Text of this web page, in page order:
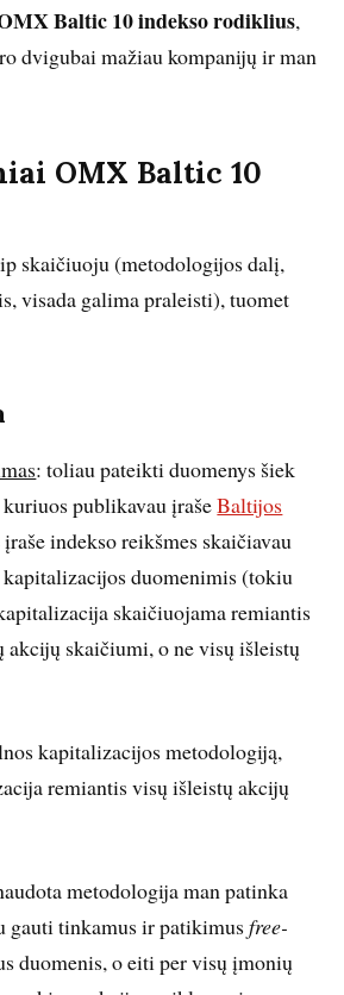
Baltic 10 indekso rodiklius,
dvigubai mažiau kompanijų ir man
OMX Baltic 10
skaičiuoju (metodologijos dalį,
visada galima praleisti), tuomet
: toliau pateikti duomenys šiek
publikavau įrašeBaltijos
įraše indekso reikšmes skaičiavau
kapitalizacijos duomenimis (tokiu
skaičiuojama remiantis
akcijų skaičiumi, o ne visų išleistų
kapitalizacijos metodologiją,
remiantis visų išleistų akcijų
metodologija man patinka
gauti tinkamus ir patikimusfree-
duomenis, o eiti per visų įmonių